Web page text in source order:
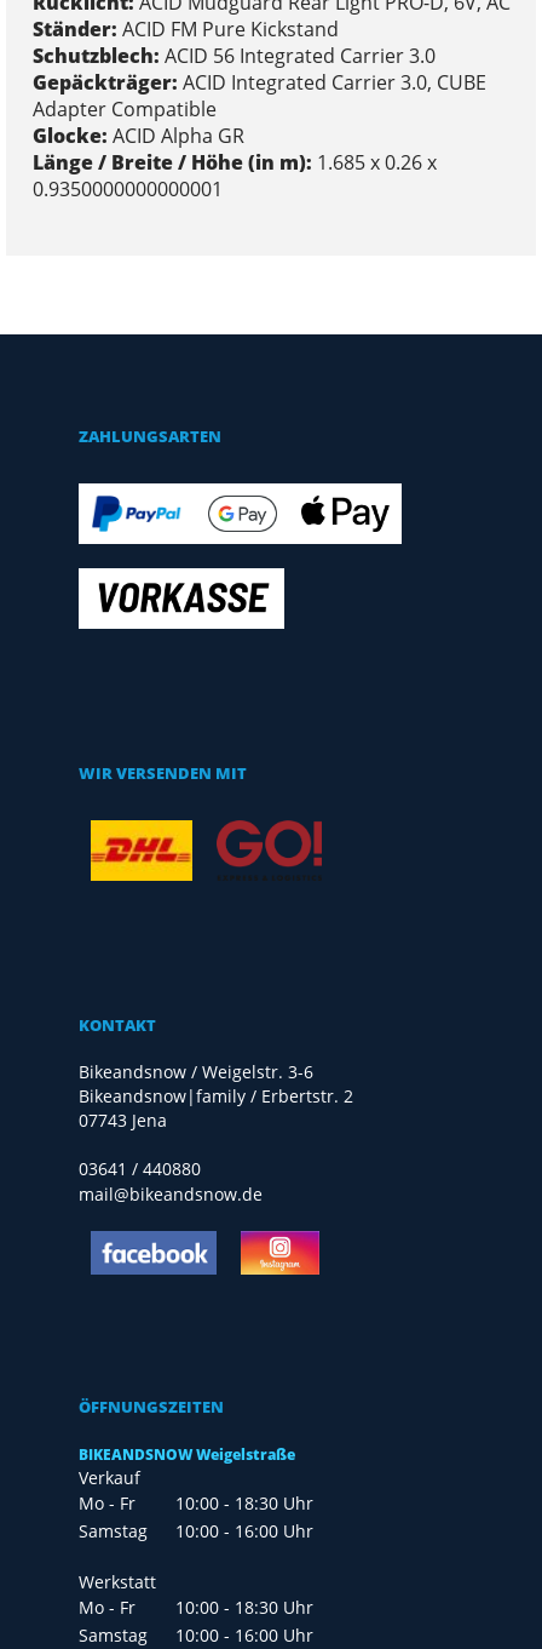
Ständer: ACID FM Pure Kickstand
Schutzblech: ACID 56 Integrated Carrier 3.0
Gepäckträger: ACID Integrated Carrier 3.0, CUBE
Adapter Compatible
Glocke: ACID Alpha GR
Länge / Breite / Höhe (in m): 1.685 x 0.26 x
0.9350000000000001
ZAHLUNGSARTEN
WIR VERSENDEN MIT
KONTAKT
Bikeandsnow / Weigelstr. 3-6
Bikeandsnow|family / Erbertstr. 2
07743 Jena
03641 / 440880
mail@bikeandsnow.de
ÖFFNUNGSZEITEN
BIKEANDSNOW Weigelstraße
Verkauf
Mo - Fr
10:00 - 18:30 Uhr
Samstag
10:00 - 16:00 Uhr
Werkstatt
Mo - Fr
10:00 - 18:30 Uhr
Samstag
10:00 - 16:00 Uhr